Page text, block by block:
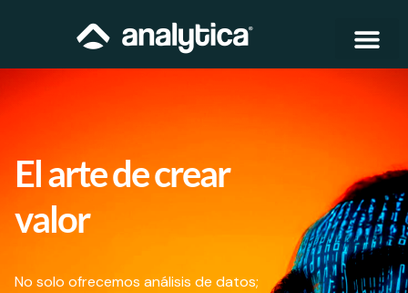
El arte de crear
valor
No solo ofrecemos análisis de datos;